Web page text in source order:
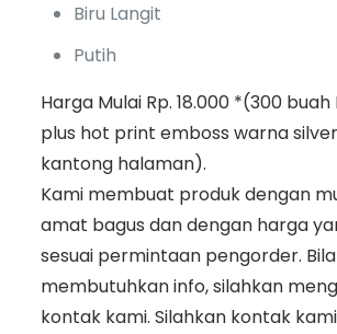
Biru Langit
Putih
Harga Mulai Rp. 18.000 *(300
plus hot print emboss warna
kantong halaman).
Kami membuat produk dengan
amat bagus dan dengan harga
sesuai permintaan pengorder.
membutuhkan info, silahkan
kontak kami. Silahkan kontak